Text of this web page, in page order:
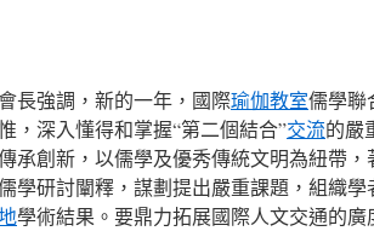
長強調，新的一年，國際瑜伽教室儒學聯
，深入懂得和掌握“第二個結合”交流的嚴
承創新，以儒學及優秀傳統文明為紐帶
學研討闡釋，謀劃提出嚴重課題，組織
學術結果。要鼎力拓展國際人文交通的